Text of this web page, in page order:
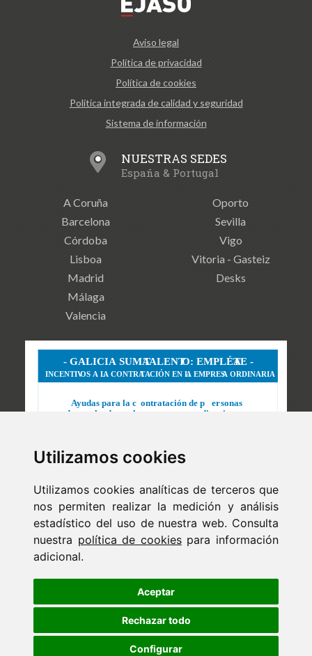
Utilizamos cookies
Utilizamos cookies analíticas de terceros que
nos permiten realizar la medición y análisis
estadístico del uso de nuestra web. Consulta
nuestra política de cookiespara información
adicional.
Aceptar
Rechazar todo
Configurar
Aviso legal
Política de privacidad
Política de cookies
Política integrada de calidad y seguridad
Sistema de información
NUESTRAS SEDES
España & Portugal
A Coruña
Barcelona
Córdoba
Lisboa
Madrid
Málaga
Valencia
Oporto
Sevilla
Vigo
Vitoria - Gasteiz
Desks
ejaso_comunica@ejaso.com
(+34) 915 341 480